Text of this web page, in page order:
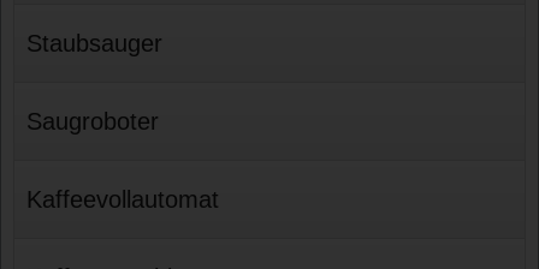
Staubsauger
Saugroboter
Kaffeevollautomat